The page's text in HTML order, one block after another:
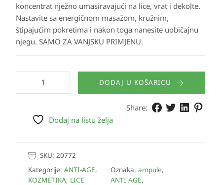
koncentrat nježno umasiravajući na lice, vrat i dekolte.
Nastavite sa energičnom masažom, kružnim,
štipajućim pokretima i nakon toga nanesite uobičajnu
njegu. SAMO ZA VANJSKU PRIMJENU.
DODAJ U KOŠARICU
Share:
Dodaj na listu želja
SKU: 20772
Kategorije: ANTI-AGE,
KOZMETIKA, LICE
Oznaka: ampule,
ANTI AGE,